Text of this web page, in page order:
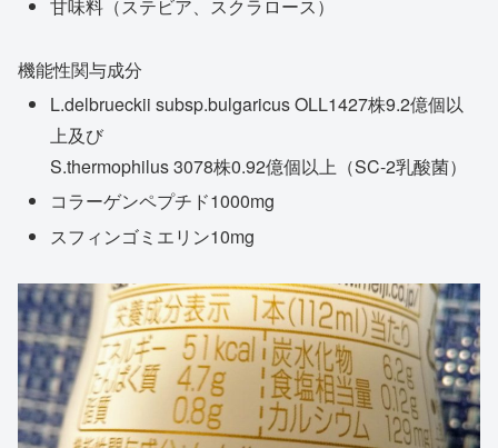
甘味料（ステビア、スクラロース）
機能性関与成分
L.delbrueckii subsp.bulgaricus OLL1427株9.2億個以
上及び
S.thermophilus 3078株0.92億個以上（SC-2乳酸菌）
コラーゲンペプチド1000mg
スフィンゴミエリン10mg